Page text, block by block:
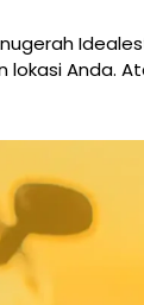
Anda.